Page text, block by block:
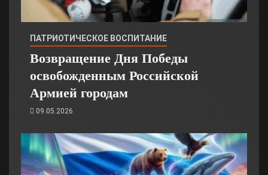
ПАТРИОТИЧЕСКОЕ ВОСПИТАНИЕ
Возвращение Дня Победы
освобожденным Российской
Армией городам
09.05.2026